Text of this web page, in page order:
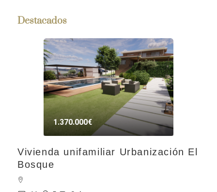
Destacados
1.370.000€
Vivienda unifamiliar Urbanización El
Bosque